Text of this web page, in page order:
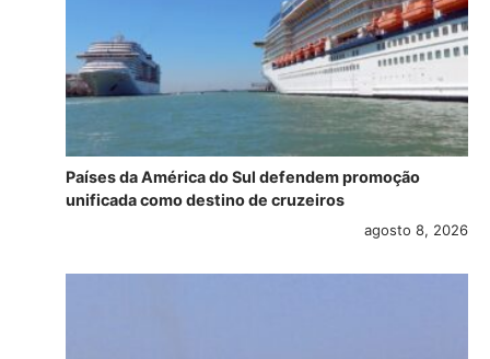
Países da América do Sul defendem promoção
unificada como destino de cruzeiros
agosto 8, 2026